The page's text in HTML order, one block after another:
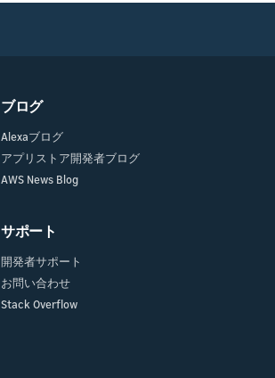
ブログ
Alexaブログ
アプリストア開発者ブログ
AWS News Blog
サポート
開発者サポート
お問い合わせ
Stack Overflow